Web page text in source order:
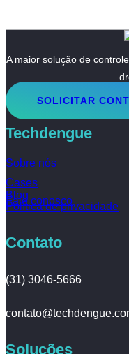
A maior solução de
SOLICITAR
Techdengue
Sobre nós
Cases
Blog
Fale conosco
Política de privacidade
Contato
(31) 3046-5666
Soluções